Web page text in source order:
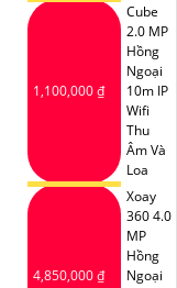
1,100,000 ₫
Cube
2.0 MP
Hồng
Ngoại
10m IP
Wifi
Thu
Âm Và
Loa
4,850,000 ₫
Xoay
360 4.0
MP
Hồng
Ngoại